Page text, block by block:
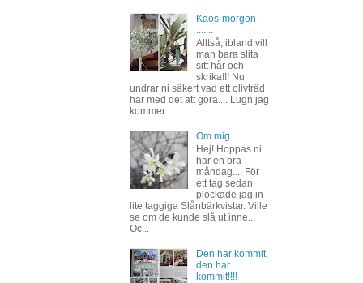
Kaos-morgon
Alltså, ibland vill
man bara slita
sitt hår och
skrika!!! Nu
undrar ni säkert vad ett olivträd
har med det att göra.... Lugn jag
kommer ...
Om mig......
Hej! Hoppas ni
har en bra
måndag.... För
ett tag sedan
plockade jag in
lite taggiga Slånbärkvistar. Ville
se om de kunde slå ut inne...
Oc...
Den har kommit,
den har
kommit!!!!